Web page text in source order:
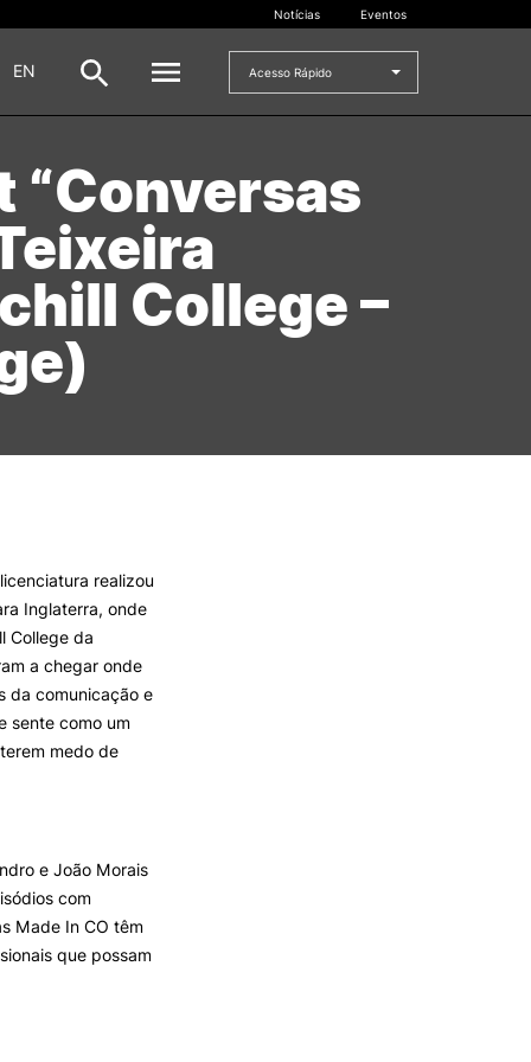
Formulários
Artes Visuais
Recursos
Pesquisa Docentes
CANDIDATURAS
Propinas e Taxas
Calendário
Listas de Seriação e de
Colocação
Notícias Eventos
EN Acesso Rápido
“Conversas
College –
realizou
Inglaterra, onde
College da
a chegar onde
da comunicação e
sente como um
medo de
e João Morais
com
Made In CO têm
que possam